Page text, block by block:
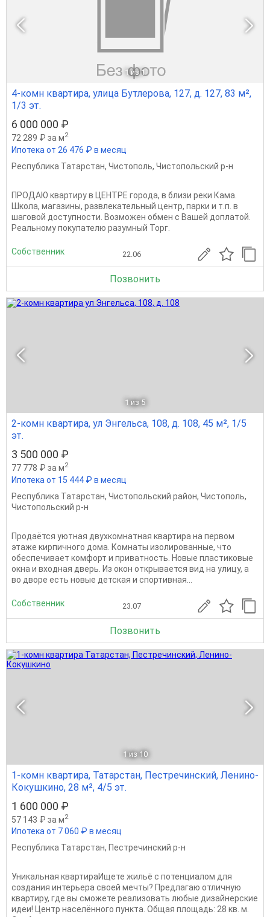
1 из 1
4-комн квартира, улица Бутлерова, 127, д. 127, 83 м²,
1/3 эт.
6 000 000 ₽
72 289 ₽ за м2
Ипотека от 26 476 ₽ в месяц
Республика Татарстан, Чистополь, Чистопольский р-н
ПРОДАЮ квартиру в ЦЕНТРЕ города, в близи реки Кама.
Школа, магазины, развлекательный центр, парки и т.п. в
шаговой доступности. Возможен обмен с Вашей доплатой.
Реальному покупателю разумный Торг.
Собственник 22.06
Позвонить
1 из 5
2-комн квартира, ул Энгельса, 108, д. 108, 45 м², 1/5
эт.
3 500 000 ₽
77 778 ₽ за м2
Ипотека от 15 444 ₽ в месяц
Республика Татарстан, Чистопольский район, Чистополь,
Чистопольский р-н
Продаётся уютная двухкомнатная квартира на первом
этаже кирпичного дома. Комнаты изолированные, что
обеспечивает комфорт и приватность. Новые пластиковые
окна и входная дверь. Из окон открывается вид на улицу, а
во дворе есть новые детская и спортивная...
Собственник 23.07
Позвонить
1 из 10
1-комн квартира, Татарстан, Пестречинский, Ленино-
Кокушкино, 28 м², 4/5 эт.
1 600 000 ₽
57 143 ₽ за м2
Ипотека от 7 060 ₽ в месяц
Республика Татарстан, Пестречинский р-н
Уникальная квартираИщете жильё с потенциалом для
создания интерьера своей мечты? Предлагаю отличную
квартиру, где вы сможете реализовать любые дизайнерские
идеи! Центр населённого пункта. Общая площадь: 28 кв. м.